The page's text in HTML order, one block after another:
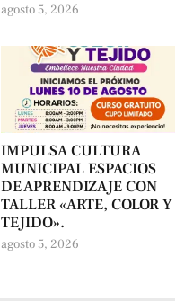
agosto 5, 2026
IMPULSA CULTURA
MUNICIPAL ESPACIOS
DE APRENDIZAJE CON
TALLER «ARTE, COLOR Y
TEJIDO».
agosto 5, 2026